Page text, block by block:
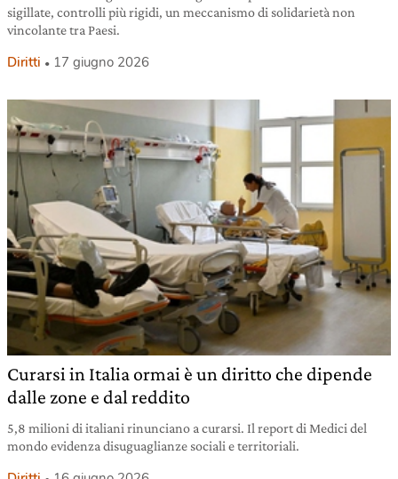
sigillate, controlli più rigidi, un meccanismo di solidarietà non
vincolante tra Paesi.
Diritti 17 giugno 2026
Curarsi in Italia ormai è un diritto che dipende
dalle zone e dal reddito
5,8 milioni di italiani rinunciano a curarsi. Il report di Medici del
mondo evidenza disuguaglianze sociali e territoriali.